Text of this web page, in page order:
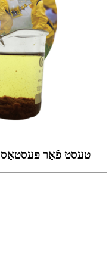
טעסט פֿאַר